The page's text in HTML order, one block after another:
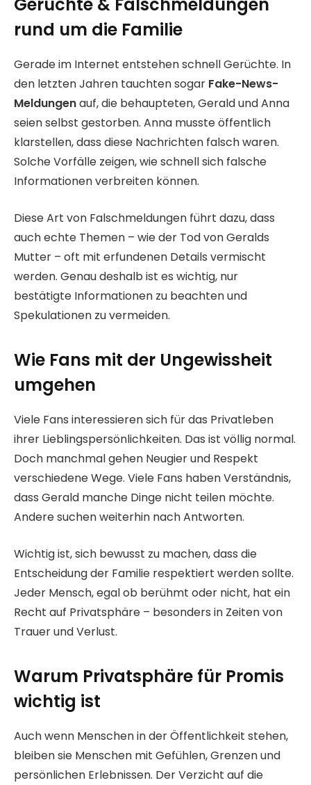
Gerüchte & Falschmeldungen
rund um die Familie
Gerade im Internet entstehen schnell Gerüchte. In
den letzten Jahren tauchten sogar Fake-News-
Meldungenauf, die behaupteten, Gerald und Anna
seien selbst gestorben. Anna musste öffentlich
klarstellen, dass diese Nachrichten falsch waren.
Solche Vorfälle zeigen, wie schnell sich falsche
Informationen verbreiten können.
Diese Art von Falschmeldungen führt dazu, dass
auch echte Themen – wie der Tod von Geralds
Mutter – oft mit erfundenen Details vermischt
werden. Genau deshalb ist es wichtig, nur
bestätigte Informationen zu beachten und
Spekulationen zu vermeiden.
Wie Fans mit der Ungewissheit
umgehen
Viele Fans interessieren sich für das Privatleben
ihrer Lieblingspersönlichkeiten. Das ist völlig normal.
Doch manchmal gehen Neugier und Respekt
verschiedene Wege. Viele Fans haben Verständnis,
dass Gerald manche Dinge nicht teilen möchte.
Andere suchen weiterhin nach Antworten.
Wichtig ist, sich bewusst zu machen, dass die
Entscheidung der Familie respektiert werden sollte.
Jeder Mensch, egal ob berühmt oder nicht, hat ein
Recht auf Privatsphäre – besonders in Zeiten von
Trauer und Verlust.
Warum Privatsphäre für Promis
wichtig ist
Auch wenn Menschen in der Öffentlichkeit stehen,
bleiben sie Menschen mit Gefühlen, Grenzen und
persönlichen Erlebnissen. Der Verzicht auf die